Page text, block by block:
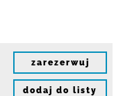
zarezerwuj
dodaj do listy